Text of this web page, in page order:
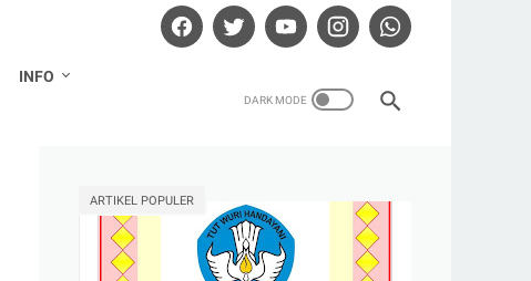
INFO
ARTIKEL POPULER